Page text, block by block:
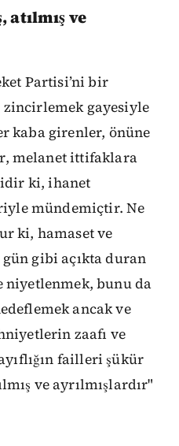
ve
Partisi’ni bir
gayesiyle
kaba girenler, önüne
melanet ittifaklara
ki, ihanet
mündemiçtir. Ne
ki, hamaset ve
gibi açıkta duran
bunu da
ancak ve
zaafı ve
failleri şükür
ve ayrılmışlardır"